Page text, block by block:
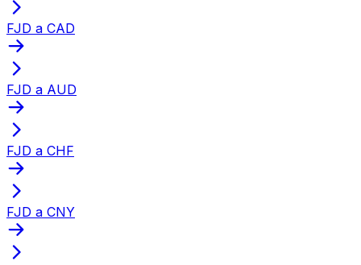
FJD a CAD
FJD a AUD
FJD a CHF
FJD a CNY